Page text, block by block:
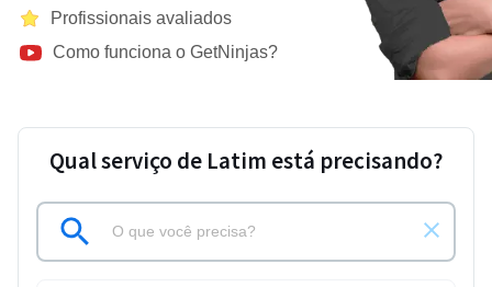
Profissionais avaliados
Como funciona o GetNinjas?
Qual serviço de Latim está precisando?